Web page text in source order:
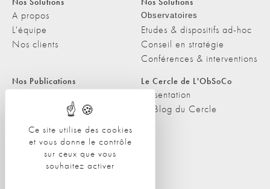
Ce site utilise des cookies
et vous donne le contrôle
sur ceux que vous
souhaitez activer
A propos
L'équipe
Nos clients
Observatoires
Etudes & dispositifs ad-hoc
Conseil en stratégie
Conférences & interventions
Nos Publications
Les Podcasts de L'ObSoCo
L'ObSoCo dans les médias
Le Cercle de L'ObSoCo
Présentation
Le Blog du Cercle
Contacts
Nous contacter